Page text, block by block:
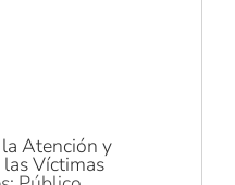
Atención y
Víctimas